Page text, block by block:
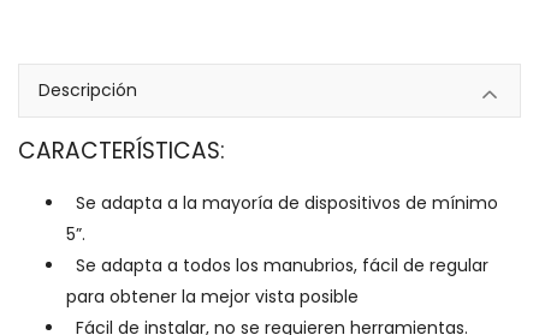
Descripción
CARACTERÍSTICAS:
Se adapta a la mayoría de dispositivos de mínimo
5”.
Se adapta a todos los manubrios, fácil de regular
para obtener la mejor vista posible
Fácil de instalar, no se requieren herramientas.